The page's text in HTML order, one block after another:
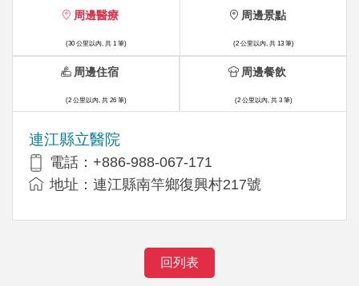
周邊醫療
(30 公里以內, 共 1 筆)
連江縣立醫院
電話：+886-988-067-171
地址：連江縣南竿鄉復興村217號
周邊景點
(2 公里以內, 共 13 筆)
周邊住宿
(2 公里以內, 共 26 筆)
周邊餐飲
(2 公里以內, 共 3 筆)
回列表